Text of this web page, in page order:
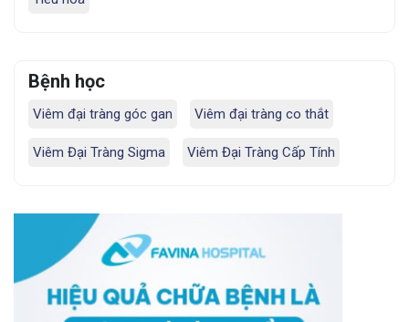
Bệnh học
Viêm đại tràng góc gan Viêm đại tràng co thắt
Viêm Đại Tràng Sigma Viêm Đại Tràng Cấp Tính